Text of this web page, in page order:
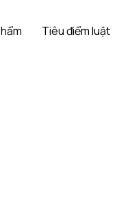
Tiêu điểm luật